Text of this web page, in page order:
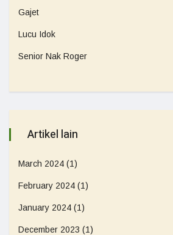
Gajet
Lucu Idok
Senior Nak Roger
Artikel lain
March 2024 (1)
February 2024 (1)
January 2024 (1)
December 2023 (1)